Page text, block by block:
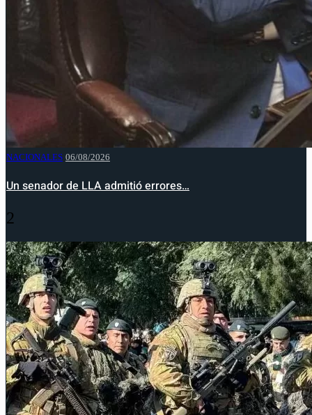
NACIONALES 06/08/2026
Un senador de LLA admitió errores…
2